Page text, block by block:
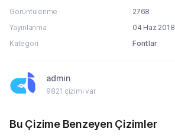
Görüntülenme
2768
Yayınlanma
04 Haz 2018
Kategori
Fontlar
admin
9821 çizimi var
Bu Çizime Benzeyen Çizimler